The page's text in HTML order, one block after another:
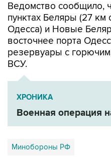
Ведомство сообщило,
пунктах Беляры (27 км
Одесса) и Новые
восточнее порта
резервуары с
ВСУ.
ХРОНИКА
Военная операция
Минобороны РФ